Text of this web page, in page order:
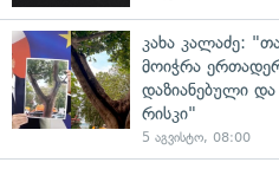
კახა კალაძე:
მოიჭრა
დაზიანებული და
რისკი"
5 აგვისტო, 08:00